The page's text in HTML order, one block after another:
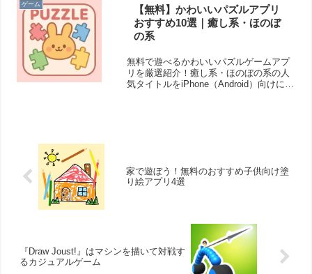
ゲーム
【無料】かわいいパズルアプリ
おすすめ10選｜癒し系・ほのぼ
の系
無料で遊べるかわいいパズルゲームアプ
リを厳選紹介！癒し系・ほのぼの系の人
気タイトルをiPhone（Android）向けにま
家で遊ぼう！無料のおすすめ子供向け塗
り絵アプリ4選
『Draw Joust!』はマシンを描いて対戦す
るカジュアルゲーム